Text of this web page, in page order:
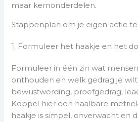
maar kernonderdelen.
Stappenplan om je eigen actie
1. Formuleer het haakje en het
Formuleer in één zin wat
onthouden en welk gedrag je
bewustwording, proefgedrag,
Koppel hier een haalbare
haakje is simpel, onverwacht en